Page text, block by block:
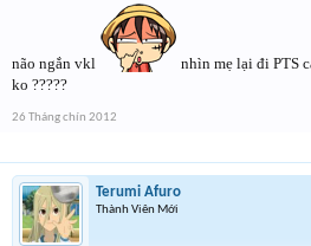
não ngắn vkl
nhìn mẹ lại đi PTS
ko ?????
26 Tháng chín 2012
Terumi Afuro
Thành Viên Mới